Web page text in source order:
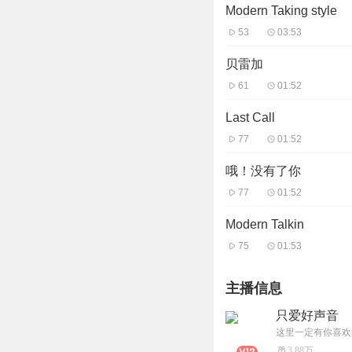
Modern Taking style
53 03:53
贝雷加
61 01:52
Last Call
77 01:52
哦！没有了你
77 01:52
Modern Talkin
75 01:53
主播信息
只爱好声音
这里一定有你喜